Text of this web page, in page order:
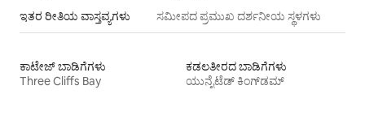
ಇತರ ರೀತಿಯ ವಾಸ್ತವ್ಯಗಳು ಸಮೀಪದ ಪ್ರಮುಖ ದರ್ಶನೀಯ ಸ್ಥಳಗಳು
ಕಾಟೇಜ್‌ ಬಾಡಿಗೆಗಳು
Three Cliffs Bay
ಕಡಲತೀರದ ಬಾಡಿಗೆಗಳು
ಯುನೈಟೆಡ್ ಕಿಂಗ್‌ಡಮ್